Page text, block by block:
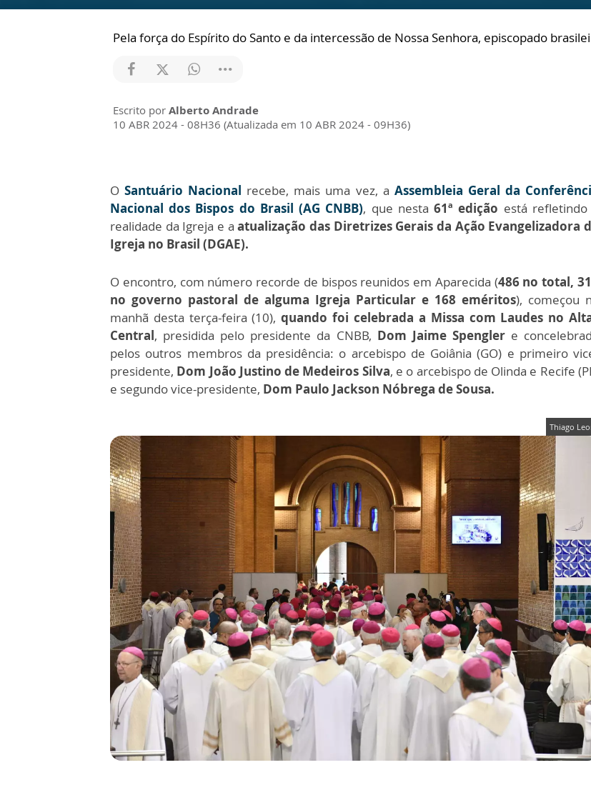
Pela força do Espírito do Santo e da intercessão de Nossa Senhora, episcopado
Escrito por Alberto Andrade
10 ABR 2024 - 08H36 (Atualizada em 10 ABR 2024 - 09H36)
OSantuário Nacional recebe, mais uma vez, a Assembleia Geral da
Nacional dos Bispos do Brasil (AG CNBB), que nesta61ª edição está refletindo
realidade da Igreja e aatualização das Diretrizes Gerais da Ação Evangelizadora
Igreja no Brasil (DGAE).
O encontro, com número recorde de bispos reunidos em Aparecida (486 no total,
no governo pastoral de alguma Igreja Particular e 168 eméritos), começou
manhã desta terça-feira (10), quando foi celebrada a Missa com Laudes no
Central, presidida pelo presidente da CNBB, Dom Jaime Spengler e
pelos outros membros da presidência: o arcebispo de Goiânia (GO) e primeiro
presidente, Dom João Justino de Medeiros Silva, e o arcebispo de Olinda e Recife
e segundo vice-presidente, Dom Paulo Jackson Nóbrega de Sousa.
Thiago